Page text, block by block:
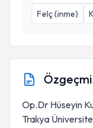
Felç (inme)
Op.Dr Hüseyin
Trakya